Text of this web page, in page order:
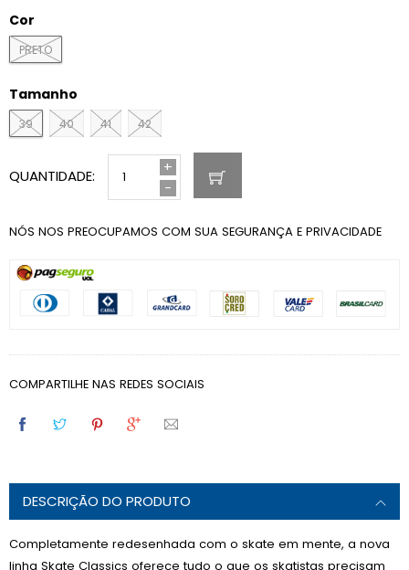
Cor
PRETO
Tamanho
39 40 41 42
QUANTIDADE:
-
+
NÓS NOS PREOCUPAMOS COM SUA SEGURANÇA E PRIVACIDADE
COMPARTILHE NAS REDES SOCIAIS
DESCRIÇÃO DO PRODUTO
Completamente redesenhada com o skate em mente, a nova
linha Skate Classics oferece tudo o que os skatistas precisam